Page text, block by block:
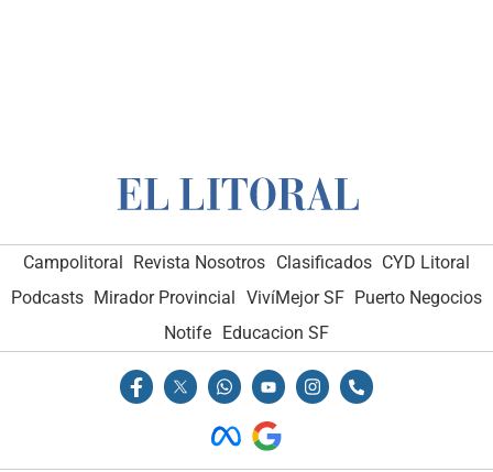
Campolitoral Revista Nosotros Clasificados CYD Litoral
Podcasts Mirador Provincial VivíMejor SF Puerto Negocios
Notife
Educacion SF